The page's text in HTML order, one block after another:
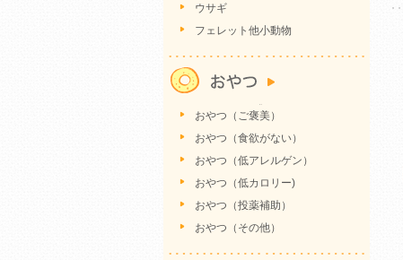
ウサギ
フェレット他小動物
おやつ（ご褒美）
おやつ（食欲がない）
おやつ（低アレルゲン）
おやつ（低カロリー)
おやつ（投薬補助）
おやつ（その他）